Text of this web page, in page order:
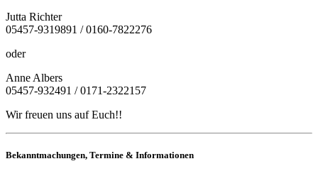
Jutta Richter
05457-9319891 / 0160-7822276
oder
Anne Albers
05457-932491 / 0171-2322157
Wir freuen uns auf Euch!!
Bekanntmachungen, Termine & Informationen